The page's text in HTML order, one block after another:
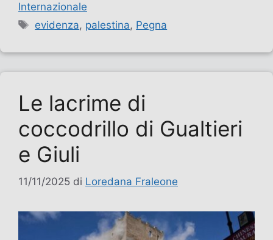
Internazionale
Tag
evidenza, palestina, Pegna
Le lacrime di
coccodrillo di Gualtieri
e Giuli
11/11/2025 di Loredana Fraleone